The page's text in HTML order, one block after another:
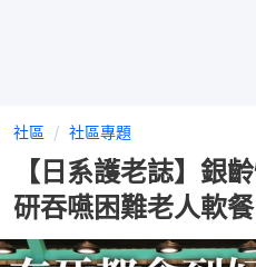
社區 社區專題
【日系護老誌】銀
研吞嚥困難老人軟